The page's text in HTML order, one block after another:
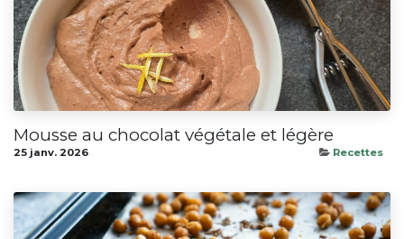
Mousse au chocolat végétale et légère
25 janv. 2026 Recettes